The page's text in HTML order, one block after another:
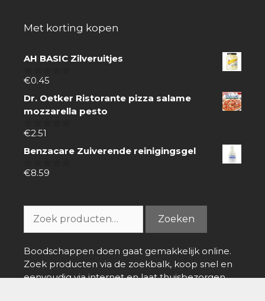
Met korting kopen
AH BASIC Zilveruitjes
0
5
€0.45
Dr. Oetker Ristorante pizza salame
mozzarella pesto
0
5
€2.51
Benzacare Zuiverende reinigingsgel
0
€8.59
naar:
Zoeken
Boodschappen doen gaat gemakkelijk online.
Zoek producten via de zoekbalk, koop snel en
eenvoudig via internet en laat thuisbezorgen.